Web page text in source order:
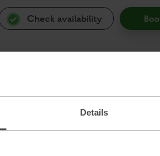
Details
Check availability